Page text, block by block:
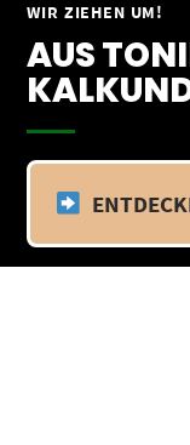
WIR ZIEHEN UM!
AUS
Springe
Inhalt
Vom 09.04.25 -
Zeitraum